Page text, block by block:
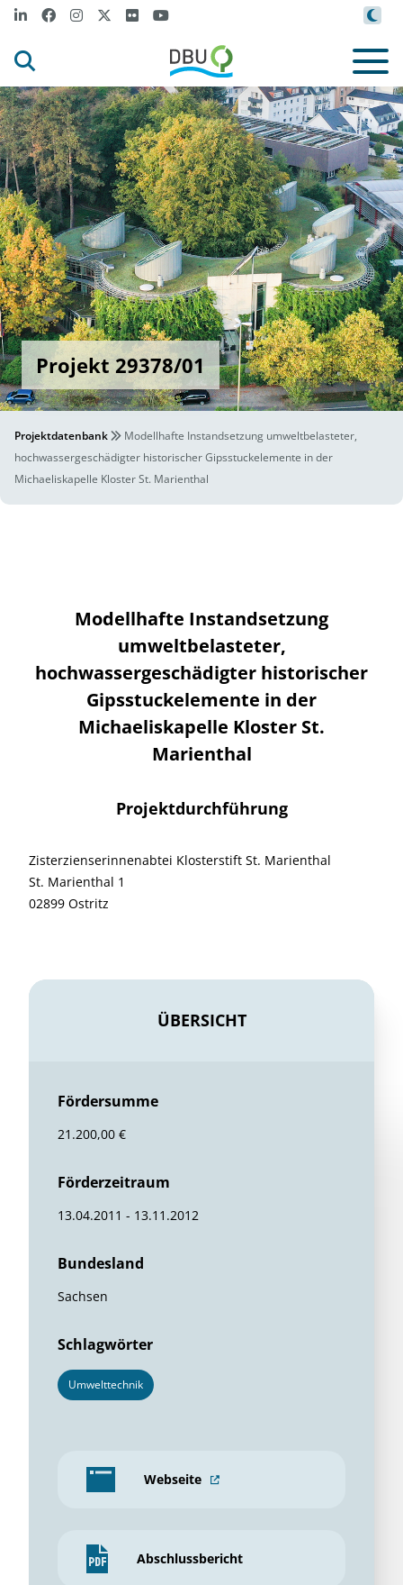
Projekt 29378/01
Projektdatenbank
Modellhafte Instandsetzung umweltbelasteter,
hochwassergeschädigter historischer Gipsstuckelemente in der
Michaeliskapelle Kloster St. Marienthal
Modellhafte Instandsetzung
umweltbelasteter,
hochwassergeschädigter historischer
Gipsstuckelemente in der
Michaeliskapelle Kloster St.
Marienthal
Projektdurchführung
Zisterzienserinnenabtei Klosterstift St. Marienthal
St. Marienthal 1
02899 Ostritz
ÜBERSICHT
Fördersumme
21.200,00 €
Förderzeitraum
13.04.2011 - 13.11.2012
Bundesland
Sachsen
Schlagwörter
Umwelttechnik
Webseite
Abschlussbericht